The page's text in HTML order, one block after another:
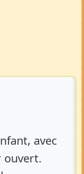
avec
ouvert.